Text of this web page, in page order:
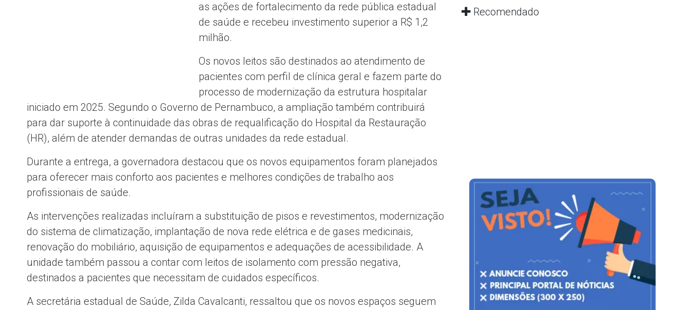
as ações de fortalecimento da rede pública estadual
de saúde e recebeu investimento superior a R$ 1,2
milhão.
Os novos leitos são destinados ao atendimento de
pacientes com perfil de clínica geral e fazem parte do
processo de modernização da estrutura hospitalar
iniciado em 2025. Segundo o Governo de Pernambuco, a ampliação também contribuirá
para dar suporte à continuidade das obras de requalificação do Hospital da Restauração
(HR), além de atender demandas de outras unidades da rede estadual.
Durante a entrega, a governadora destacou que os novos equipamentos foram planejados
para oferecer mais conforto aos pacientes e melhores condições de trabalho aos
profissionais de saúde.
As intervenções realizadas incluíram a substituição de pisos e revestimentos, modernização
do sistema de climatização, implantação de nova rede elétrica e de gases medicinais,
renovação do mobiliário, aquisição de equipamentos e adequações de acessibilidade. A
unidade também passou a contar com leitos de isolamento com pressão negativa,
destinados a pacientes que necessitam de cuidados específicos.
A secretária estadual de Saúde, Zilda Cavalcanti, ressaltou que os novos espaços seguem
Recomendado